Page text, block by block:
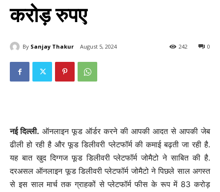
करोड़ रुपए
By Sanjay Thakur August 5, 2024 0
242
नई दिल्‍ली. ऑनलाइन फूड ऑर्डर करने की आपकी आदत से आपकी जेब
ढीली हो रही है और फूड डिलीवरी प्लेटफॉर्म की कमाई बढ़ती जा रही है.
यह बात खुद दिग्गज फूड डिलीवरी प्लेटफॉर्म जोमैटो ने साबित की है.
दरअसल ऑनलाइन फूड डिलीवरी प्लेटफॉर्म जोमैटो ने पिछले साल अगस्त
से इस साल मार्च तक ग्राहकों से प्लेटफॉर्म फीस के रूप में 83 करोड़